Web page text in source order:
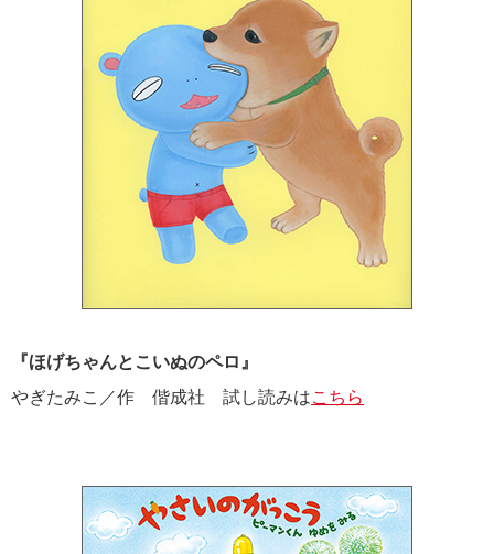
『ほげちゃんとこいぬのペロ』
やぎたみこ／作 偕成社 試し読みはこちら